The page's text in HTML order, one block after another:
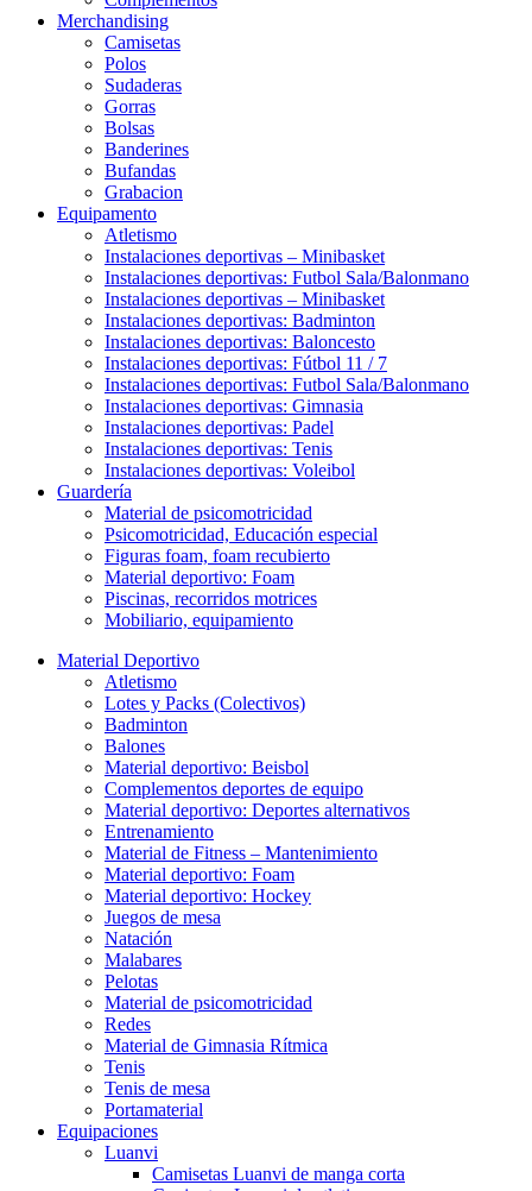
Merchandising
Camisetas
Polos
Sudaderas
Gorras
Bolsas
Banderines
Bufandas
Grabacion
Equipamento
Atletismo
Instalaciones deportivas – Minibasket
Instalaciones deportivas: Futbol Sala/Balonmano
Instalaciones deportivas – Minibasket
Instalaciones deportivas: Badminton
Instalaciones deportivas: Baloncesto
Instalaciones deportivas: Fútbol 11 / 7
Instalaciones deportivas: Futbol Sala/Balonmano
Instalaciones deportivas: Gimnasia
Instalaciones deportivas: Padel
Instalaciones deportivas: Tenis
Instalaciones deportivas: Voleibol
Guardería
Material de psicomotricidad
Psicomotricidad, Educación especial
Figuras foam, foam recubierto
Material deportivo: Foam
Piscinas, recorridos motrices
Mobiliario, equipamiento
Material Deportivo
Atletismo
Lotes y Packs (Colectivos)
Badminton
Balones
Material deportivo: Beisbol
Complementos deportes de equipo
Material deportivo: Deportes alternativos
Entrenamiento
Material de Fitness – Mantenimiento
Material deportivo: Foam
Material deportivo: Hockey
Juegos de mesa
Natación
Malabares
Pelotas
Material de psicomotricidad
Redes
Material de Gimnasia Rítmica
Tenis
Tenis de mesa
Portamaterial
Equipaciones
Luanvi
Camisetas Luanvi de manga corta